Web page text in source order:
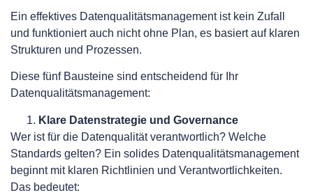
Ein effektives Datenqualitätsmanagement ist kein Zufall
und funktioniert auch nicht ohne Plan, es basiert auf klaren
Strukturen und Prozessen.
Diese fünf Bausteine sind entscheidend für Ihr
Datenqualitätsmanagement:
Klare Datenstrategie und Governance
Wer ist für die Datenqualität verantwortlich? Welche
Standards gelten? Ein solides Datenqualitätsmanagement
beginnt mit klaren Richtlinien und Verantwortlichkeiten.
Das bedeutet: